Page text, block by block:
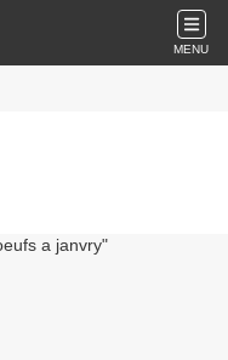
MENU